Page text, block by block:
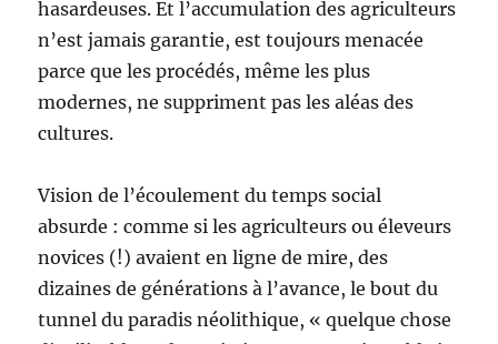
hasardeuses. Et l’accumulation des agriculteurs
n’est jamais garantie, est toujours menacée
parce que les procédés, même les plus
modernes, ne suppriment pas les aléas des
cultures.
Vision de l’écoulement du temps social
absurde : comme si les agriculteurs ou éleveurs
novices (!) avaient en ligne de mire, des
dizaines de générations à l’avance, le bout du
tunnel du paradis néolithique, « quelque chose